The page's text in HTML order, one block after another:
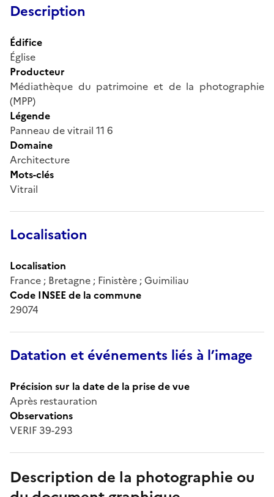
Description
Édifice
Église
Producteur
Médiathèque du patrimoine et de la photographie
(MPP)
Légende
Panneau de vitrail 11 6
Domaine
Architecture
Mots-clés
Vitrail
Localisation
Localisation
France ; Bretagne ; Finistère ; Guimiliau
Code INSEE de la commune
29074
Datation et événements liés à l’image
Précision sur la date de la prise de vue
Après restauration
Observations
VERIF 39-293
Description de la photographie ou